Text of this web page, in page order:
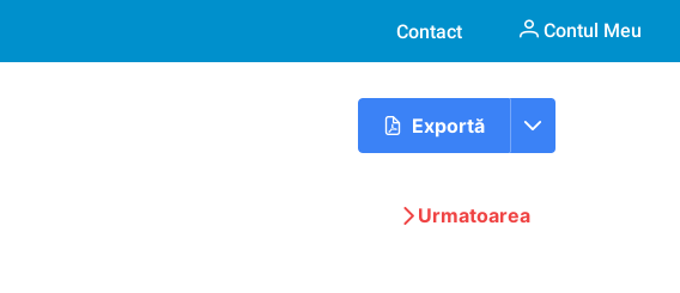
Contact Contul Meu
Exportă
Urmatoarea